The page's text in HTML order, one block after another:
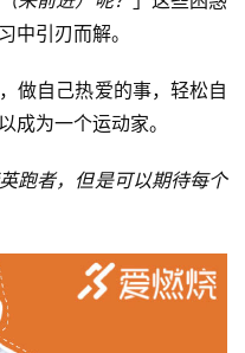
中引刃而解。
做自己热爱的事，轻松自
成为一个运动家。
跑者，但是可以期待每个